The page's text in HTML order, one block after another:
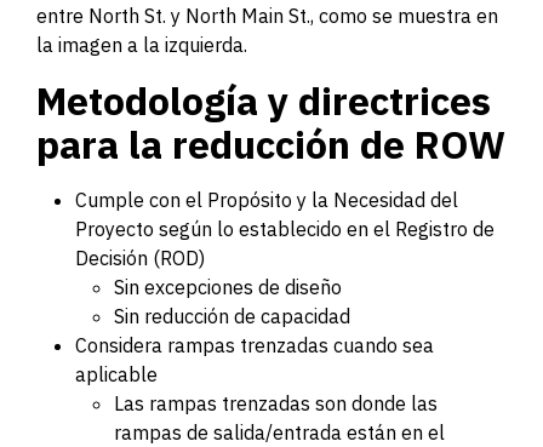
entre North St. y North Main St., como se muestra en
la imagen a la izquierda.
Metodología y directrices
para la reducción de ROW
Cumple con el Propósito y la Necesidad del
Proyecto según lo establecido en el Registro de
Decisión (ROD)
Sin excepciones de diseño
Sin reducción de capacidad
Considera rampas trenzadas cuando sea
aplicable
Las rampas trenzadas son donde las
rampas de salida/entrada están en el